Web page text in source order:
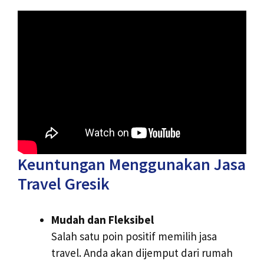
Keuntungan Menggunakan Jasa
Travel Gresik
Mudah dan Fleksibel
Salah satu poin positif memilih jasa
travel. Anda akan dijemput dari rumah